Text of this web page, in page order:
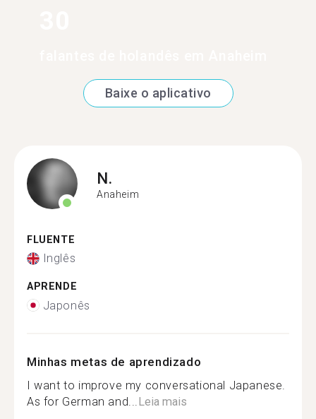
Baixe o aplicativo
N.
Anaheim
FLUENTE
Inglês
APRENDE
Japonês
Minhas metas de aprendizado
I want to improve my conversational Japanese.
As for German and... Leia mais